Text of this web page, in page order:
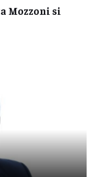
Mozzoni si